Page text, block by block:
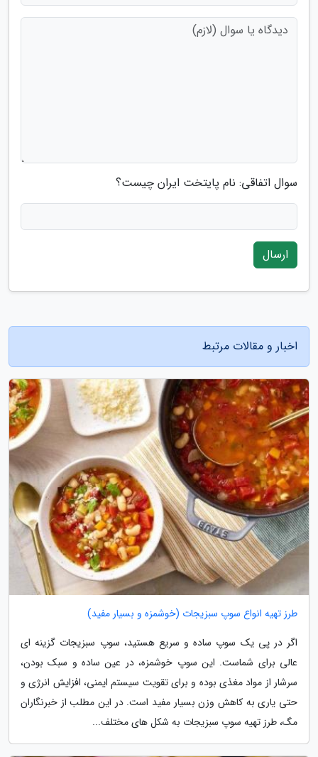
سوال اتفاقی: نام پایتخت ایران چیست؟
ارسال
اخبار و مقالات مرتبط
طرز تهیه انواع سوپ سبزیجات (خوشمزه و بسیار مفید)
اگر در پی یک سوپ ساده و سریع هستید، سوپ سبزیجات گزینه ای
عالی برای شماست. این سوپ خوشمزه، در عین ساده و سبک بودن،
سرشار از مواد مغذی بوده و برای تقویت سیستم ایمنی، افزایش انرژی و
حتی یاری به کاهش وزن بسیار مفید است. در این مطلب از خبرنگاران
مگ، طرز تهیه سوپ سبزیجات به شکل های مختلف...